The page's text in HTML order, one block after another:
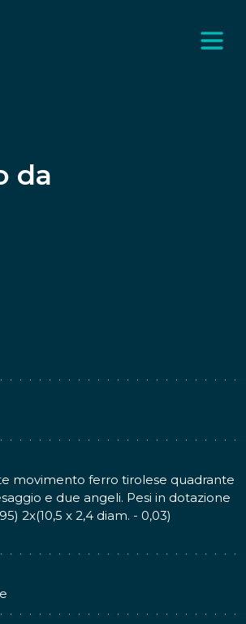
da
movimento ferro tirolese quadrante
e due angeli. Pesi in dotazione
2x(10,5 x 2,4 diam. - 0,03)